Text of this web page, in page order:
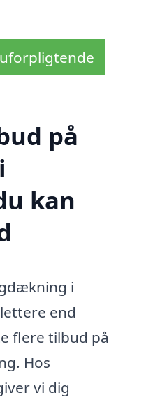
på
kan
i
end
flere tilbud på
Hos
vi dig